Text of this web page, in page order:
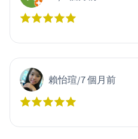
賴怡瑄/7 個月前